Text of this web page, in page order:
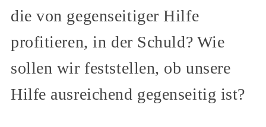
die von gegenseitiger Hilfe
profitieren, in der Schuld? Wie
sollen wir feststellen, ob unsere
Hilfe ausreichend gegenseitig ist?